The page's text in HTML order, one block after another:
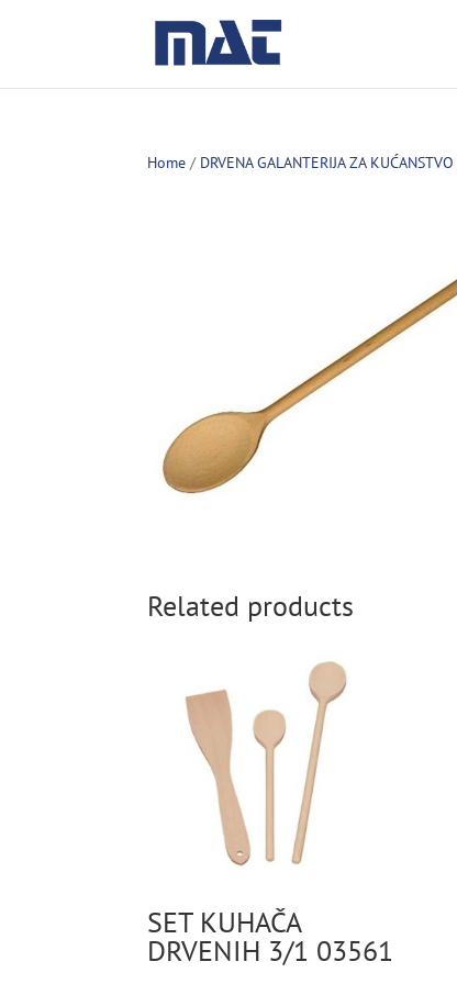
Home / DRVENA GALANTERIJA ZA KUĆANSTVO
Related products
SET KUHAČA
DRVENIH 3/1 03561